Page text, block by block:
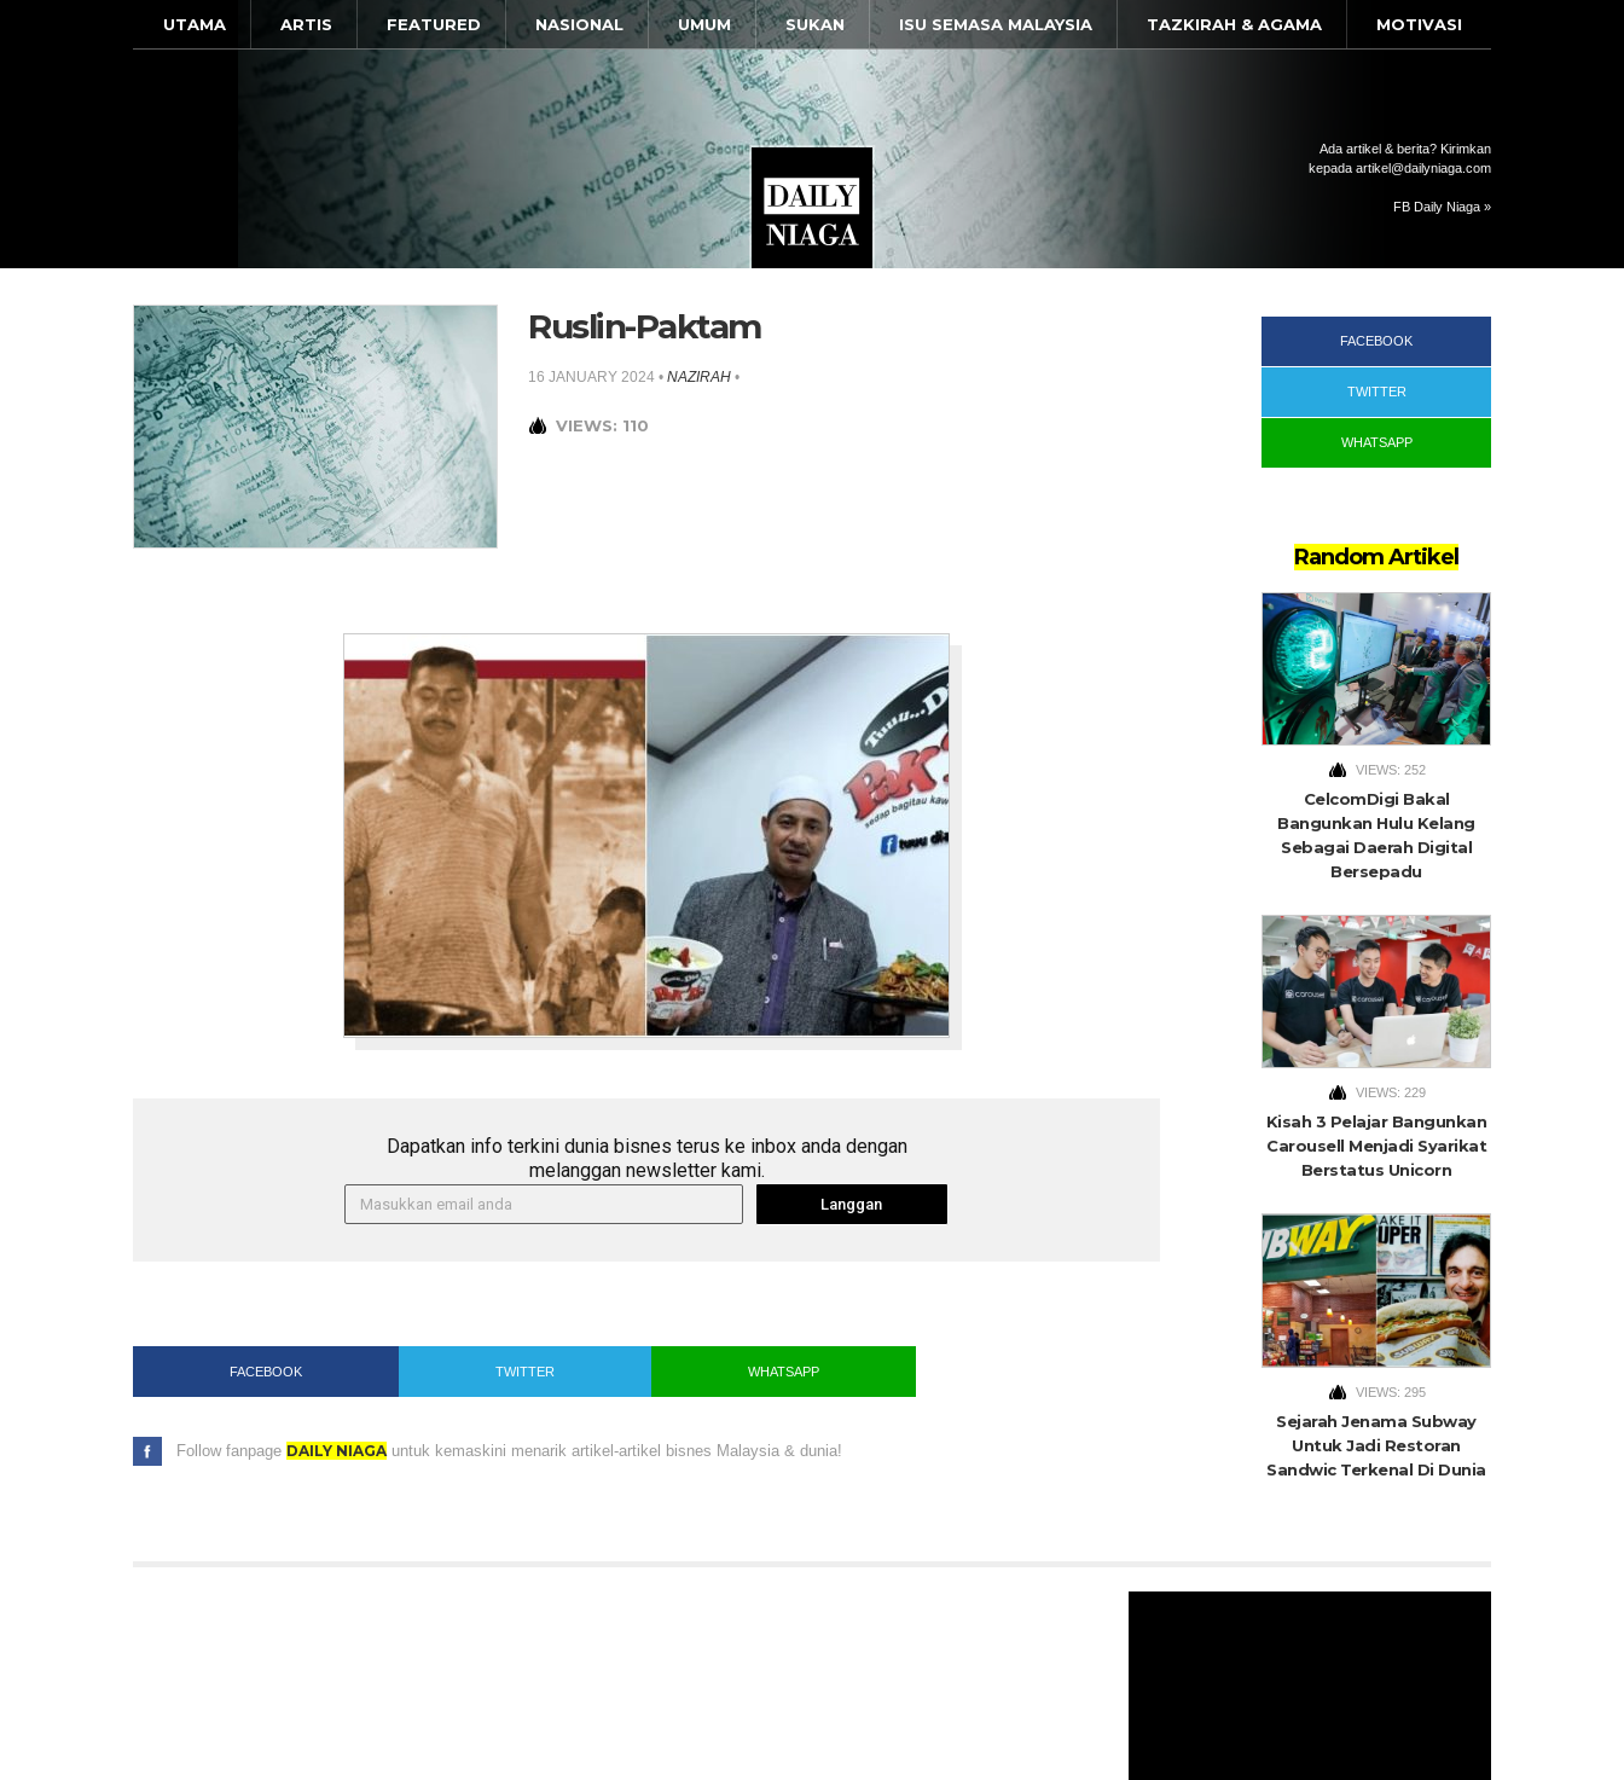
UTAMA ARTIS FEATURED NASIONAL UMUM SUKAN ISU SEMASA MALAYSIA TAZKIRAH & AGAMA MOTIVASI
Ada artikel & berita? Kirimkan
kepada artikel@dailyniaga.com
FB Daily Niaga »
Ruslin-Paktam
16 JANUARY 2024 • NAZIRAH •
VIEWS: 110
Dapatkan info terkini dunia bisnes terus ke inbox anda dengan
melanggan newsletter kami.
Langgan
FACEBOOK TWITTER WHATSAPP
Follow fanpage DAILY NIAGAuntuk kemaskini menarik artikel-artikel bisnes Malaysia & dunia!
FACEBOOK
TWITTER
WHATSAPP
Random Artikel
VIEWS: 252
CelcomDigi Bakal
Bangunkan Hulu Kelang
Sebagai Daerah Digital
Bersepadu
VIEWS: 229
Kisah 3 Pelajar Bangunkan
Carousell Menjadi Syarikat
Berstatus Unicorn
VIEWS: 295
Sejarah Jenama Subway
Untuk Jadi Restoran
Sandwic Terkenal Di Dunia